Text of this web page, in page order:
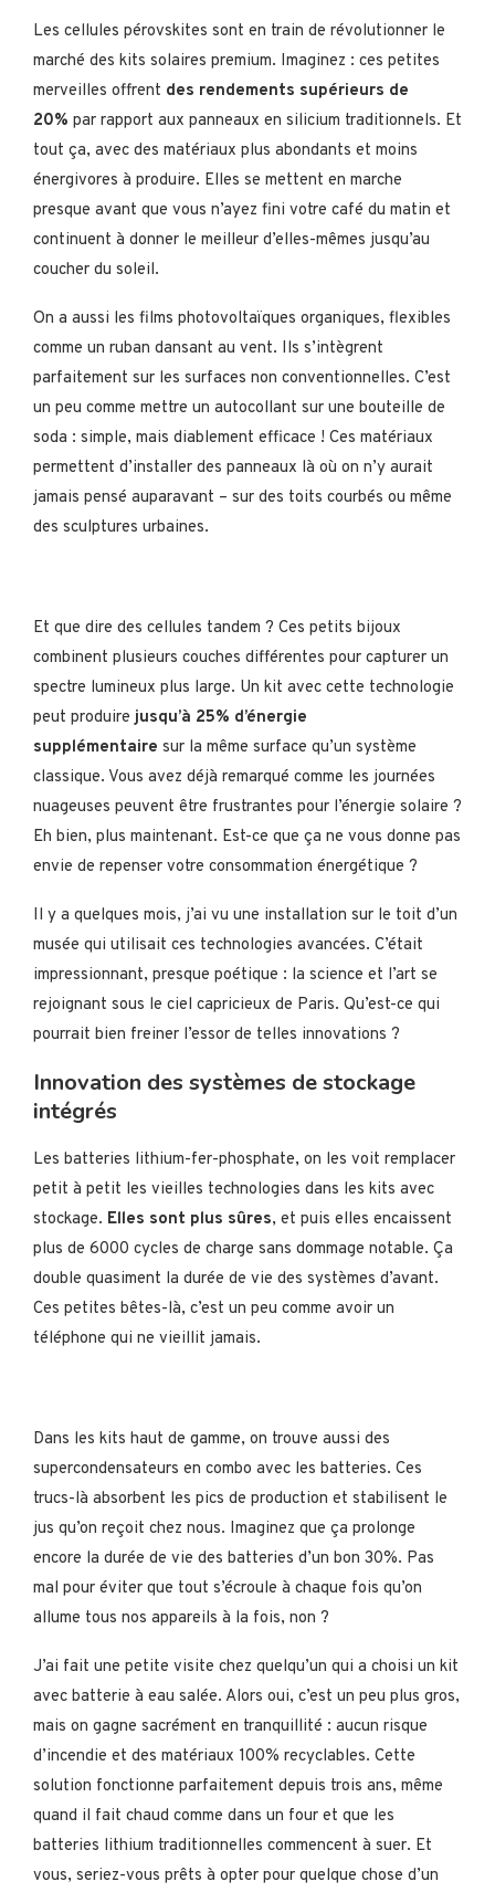
Les cellules pérovskites sont en train de révolutionner le
marché des kits solaires premium. Imaginez : ces petites
merveilles offrent des rendements supérieurs de
20% par rapport aux panneaux en silicium traditionnels. Et
tout ça, avec des matériaux plus abondants et moins
énergivores à produire. Elles se mettent en marche
presque avant que vous n’ayez fini votre café du matin et
continuent à donner le meilleur d’elles-mêmes jusqu’au
coucher du soleil.
On a aussi les films photovoltaïques organiques, flexibles
comme un ruban dansant au vent. Ils s’intègrent
parfaitement sur les surfaces non conventionnelles. C’est
un peu comme mettre un autocollant sur une bouteille de
soda : simple, mais diablement efficace ! Ces matériaux
permettent d’installer des panneaux là où on n’y aurait
jamais pensé auparavant – sur des toits courbés ou même
des sculptures urbaines.
Et que dire des cellules tandem ? Ces petits bijoux
combinent plusieurs couches différentes pour capturer un
spectre lumineux plus large. Un kit avec cette technologie
peut produirejusqu’à 25% d’énergie
supplémentaire sur la même surface qu’un système
classique. Vous avez déjà remarqué comme les journées
nuageuses peuvent être frustrantes pour l’énergie solaire ?
Eh bien, plus maintenant. Est-ce que ça ne vous donne pas
envie de repenser votre consommation énergétique ?
Il y a quelques mois, j’ai vu une installation sur le toit d’un
musée qui utilisait ces technologies avancées. C’était
impressionnant, presque poétique : la science et l’art se
rejoignant sous le ciel capricieux de Paris. Qu’est-ce qui
pourrait bien freiner l’essor de telles innovations ?
Innovation des systèmes de stockage
intégrés
Les batteries lithium-fer-phosphate, on les voit remplacer
petit à petit les vieilles technologies dans les kits avec
stockage. Elles sont plus sûres, et puis elles encaissent
plus de 6000 cycles de charge sans dommage notable. Ça
double quasiment la durée de vie des systèmes d’avant.
Ces petites bêtes-là, c’est un peu comme avoir un
téléphone qui ne vieillit jamais.
Dans les kits haut de gamme, on trouve aussi des
supercondensateurs en combo avec les batteries. Ces
trucs-là absorbent les pics de production et stabilisent le
jus qu’on reçoit chez nous. Imaginez que ça prolonge
encore la durée de vie des batteries d’un bon 30%. Pas
mal pour éviter que tout s’écroule à chaque fois qu’on
allume tous nos appareils à la fois, non ?
J’ai fait une petite visite chez quelqu’un qui a choisi un kit
avec batterie à eau salée. Alors oui, c’est un peu plus gros,
mais on gagne sacrément en tranquillité : aucun risque
d’incendie et des matériaux 100% recyclables. Cette
solution fonctionne parfaitement depuis trois ans, même
quand il fait chaud comme dans un four et que les
batteries lithium traditionnelles commencent à suer. Et
vous, seriez-vous prêts à opter pour quelque chose d’un